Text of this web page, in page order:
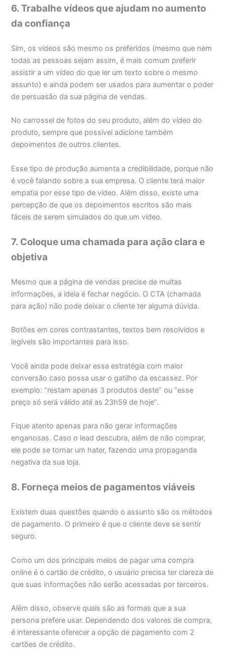
6. Trabalhe vídeos que ajudam no aumento
da confiança
Sim, os vídeos são mesmo os preferidos (mesmo que nem
todas as pessoas sejam assim, é mais comum preferir
assistir a um vídeo do que ler um texto sobre o mesmo
assunto) e ainda podem ser usados para aumentar o poder
de persuasão da sua página de vendas.
No carrossel de fotos do seu produto, além do vídeo do
produto, sempre que possível adicione também
depoimentos de outros clientes.
Esse tipo de produção aumenta a credibilidade, porque não
é você falando sobre a sua empresa. O cliente terá maior
empatia por esse tipo de vídeo. Além disso, existe uma
percepção de que os depoimentos escritos são mais
fáceis de serem simulados do que um vídeo.
7. Coloque uma chamada para ação clara e
objetiva
Mesmo que a página de vendas precise de muitas
informações, a ideia é fechar negócio. O CTA (chamada
para ação) não pode deixar o cliente ter alguma dúvida.
Botões em cores contrastantes, textos bem resolvidos e
legíveis são importantes para isso.
Você ainda pode deixar essa estratégia com maior
conversão caso possa usar o gatilho da escassez. Por
exemplo: “restam apenas 3 produtos deste” ou “esse
preço só será válido até as 23h59 de hoje”.
Fique atento apenas para não gerar informações
enganosas. Caso o lead descubra, além de não comprar,
ele pode se tornar um hater, fazendo uma propaganda
negativa da sua loja.
8. Forneça meios de pagamentos viáveis
Existem duas questões quando o assunto são os métodos
de pagamento. O primeiro é que o cliente deve se sentir
seguro.
Como um dos principais meios de pagar uma compra
online é o cartão de crédito, o usuário precisa ter clareza de
que suas informações não serão acessadas por terceiros.
Além disso, observe quais são as formas que a sua
persona prefere usar. Dependendo dos valores de compra,
é interessante oferecer a opção de pagamento com 2
cartões de crédito.